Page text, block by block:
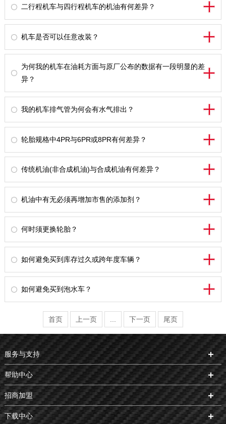
二行程机车与四行程机车的机油有何差异？
机车是否可以任意改装？
为何我的机车在油耗方面与原厂公布的数据有一段明显的差
异？
我的机车排气管为何会有水气排出？
轮胎规格中4PR与6PR或8PR有何差异？
传统机油(非合成机油)与合成机油有何差异？
机油中有无必须再增加市售的添加剂？
何时须更换轮胎？
如何避免买到库存过久或跨年度车辆？
如何避免买到泡水车？
首页 上一页 下一页 尾页
服务与支持
帮助中心
招商加盟
下载中心